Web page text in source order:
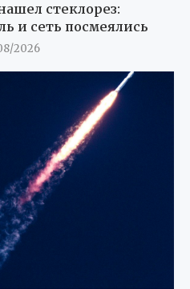
стеклорез:
и сеть посмеялись
2026